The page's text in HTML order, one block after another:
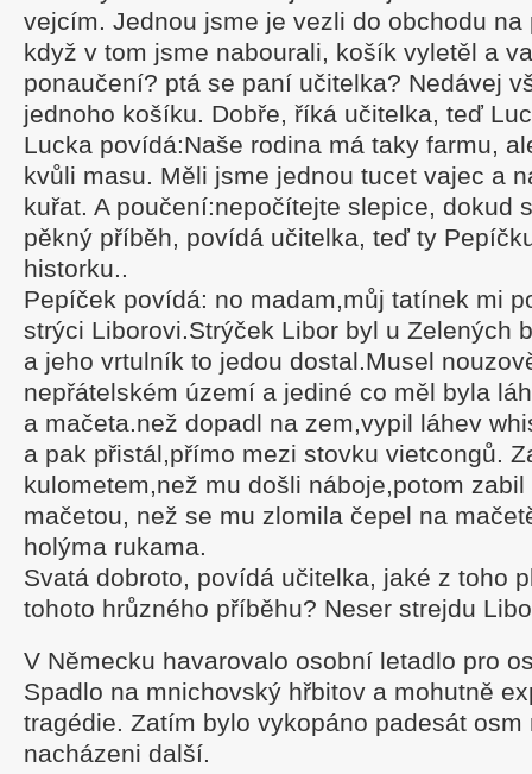
vejcím. Jednou jsme je vezli do obchodu na
když v tom jsme nabourali, košík vyletěl a
ponaučení? ptá se paní učitelka? Nedávej
jednoho košíku. Dobře, říká učitelka, teď
Lucka povídá:Naše rodina má taky farmu,
kvůli masu. Měli jsme jednou tucet vajec a
kuřat. A poučení:nepočítejte slepice, dokud
pěkný příběh, povídá učitelka, teď ty
historku..
Pepíček povídá: no madam,můj tatínek mi
strýci Liborovi.Strýček Libor byl u Zelených
a jeho vrtulník to jedou dostal.Musel
nepřátelském území a jediné co měl byla
a mačeta.než dopadl na zem,vypil láhev
a pak přistál,přímo mezi stovku vietcongů.
kulometem,než mu došli náboje,potom
mačetou, než se mu zlomila čepel na
holýma rukama.
Svatá dobroto, povídá učitelka, jaké z toho
tohoto hrůzného příběhu? Neser strejdu
V Německu havarovalo osobní letadlo pro
Spadlo na mnichovský hřbitov a mohutně
tragédie. Zatím bylo vykopáno padesát
nacházeni další.